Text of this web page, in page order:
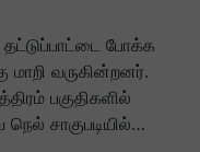
போக்க
மாறி வருகின்றனர்.
பகுதிகளில்
நெல் சாகுபடியில்…